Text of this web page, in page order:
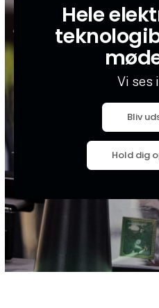
Hele
Vi ses
Bliv
Hold dig